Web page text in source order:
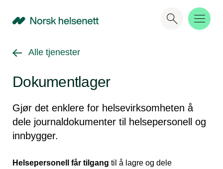
NHN
Gå tilbake til
Alle tjenester
Dokumentlager
Gjør det enklere for helsevirksomheten å
dele journaldokumenter til helsepersonell og
innbygger.
Helsepersonell får tilgang til å lagre og dele